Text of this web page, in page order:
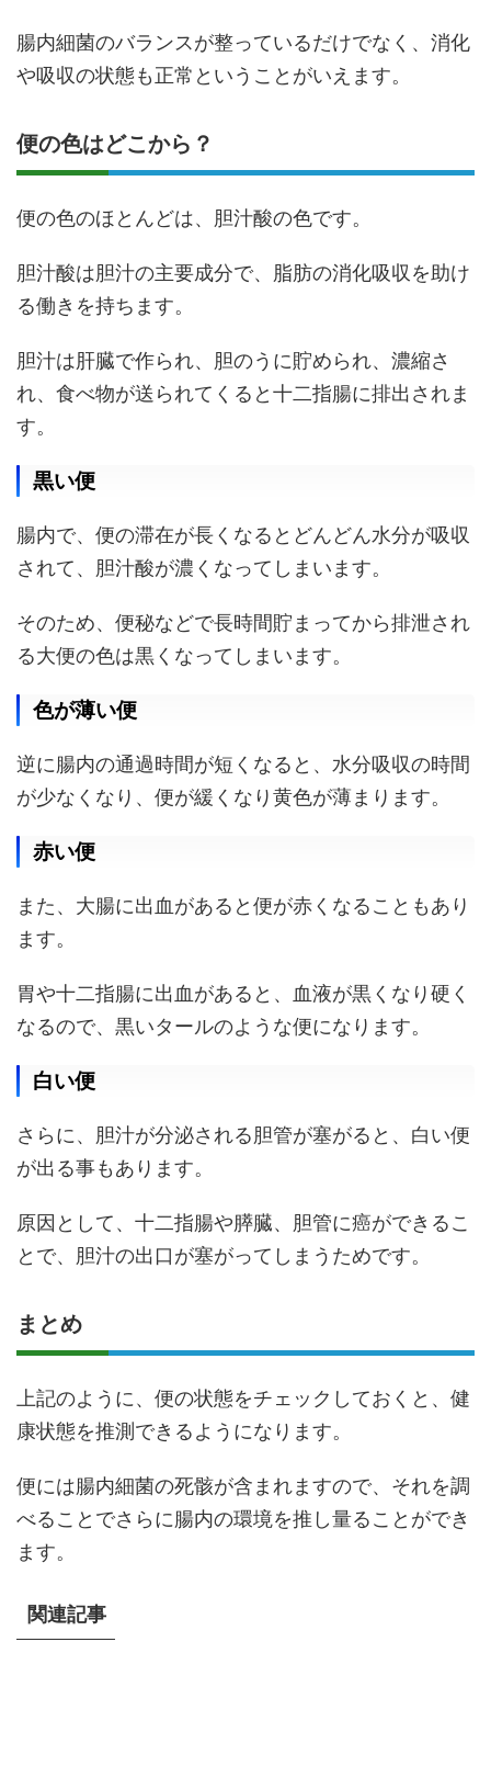
腸内細菌のバランスが整っているだけでなく、消化
や吸収の状態も正常ということがいえます。
便の色はどこから？
便の色のほとんどは、胆汁酸の色です。
胆汁酸は胆汁の主要成分で、脂肪の消化吸収を助け
る働きを持ちます。
胆汁は肝臓で作られ、胆のうに貯められ、濃縮さ
れ、食べ物が送られてくると十二指腸に排出されま
す。
黒い便
腸内で、便の滞在が長くなるとどんどん水分が吸収
されて、胆汁酸が濃くなってしまいます。
そのため、便秘などで長時間貯まってから排泄され
る大便の色は黒くなってしまいます。
色が薄い便
逆に腸内の通過時間が短くなると、水分吸収の時間
が少なくなり、便が緩くなり黄色が薄まります。
赤い便
また、大腸に出血があると便が赤くなることもあり
ます。
胃や十二指腸に出血があると、血液が黒くなり硬く
なるので、黒いタールのような便になります。
白い便
さらに、胆汁が分泌される胆管が塞がると、白い便
が出る事もあります。
原因として、十二指腸や膵臓、胆管に癌ができるこ
とで、胆汁の出口が塞がってしまうためです。
まとめ
上記のように、便の状態をチェックしておくと、健
康状態を推測できるようになります。
便には腸内細菌の死骸が含まれますので、それを調
べることでさらに腸内の環境を推し量ることができ
ます。
関連記事